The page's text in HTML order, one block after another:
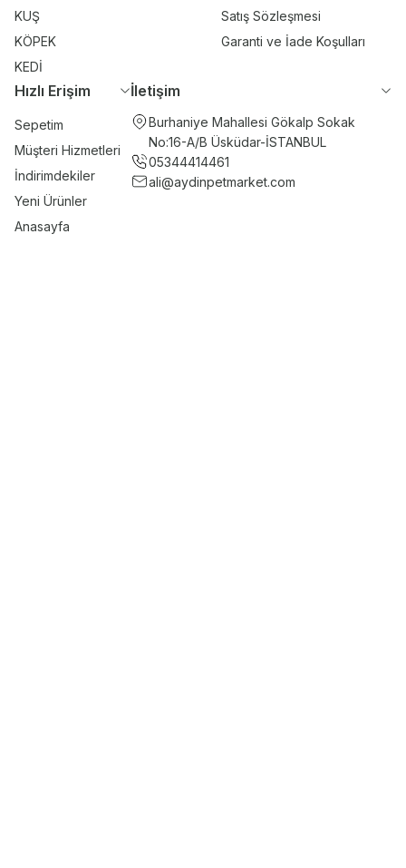
KUŞ
KÖPEK
KEDİ
Satış Sözleşmesi
Garanti ve İade Koşulları
Hızlı Erişim
Sepetim
Müşteri Hizmetleri
İndirimdekiler
Yeni Ürünler
Anasayfa
İletişim
Burhaniye Mahallesi Gökalp Sokak
No:16-A/B Üsküdar-İSTANBUL
05344414461
ali@aydinpetmarket.com